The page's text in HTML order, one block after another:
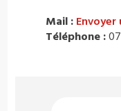
Mail : Envoyer
Téléphone :